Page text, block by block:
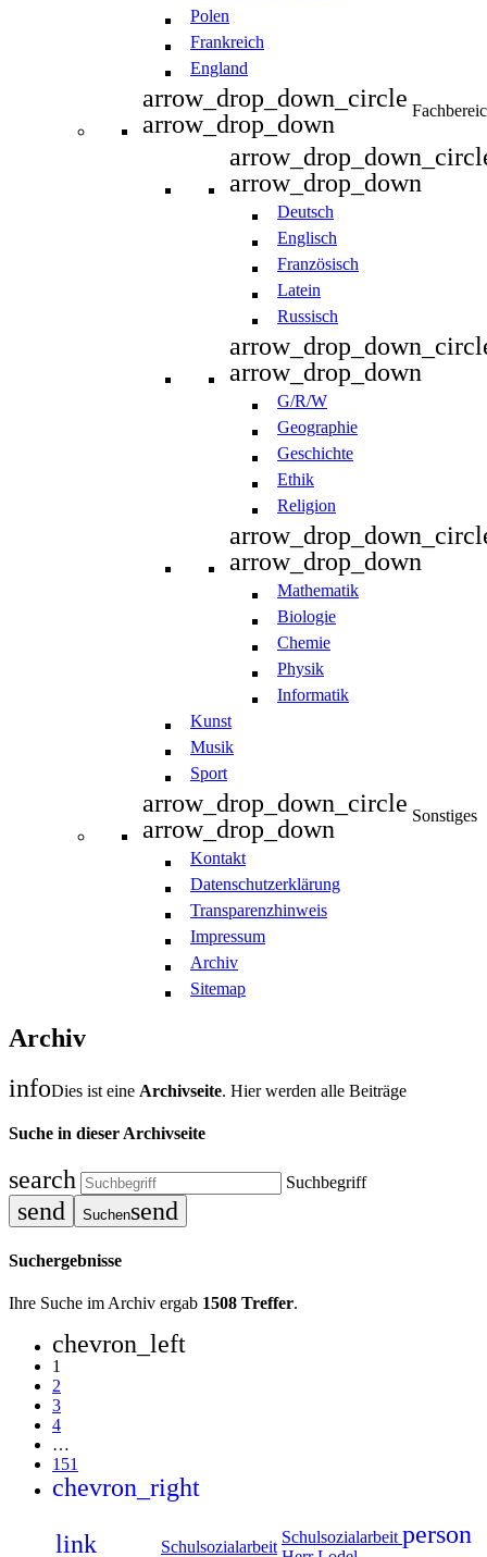
Polen
Frankreich
England
arrow_drop_down_circle
arrow_drop_down
arrow_drop_down
Deutsch
Englisch
Französisch
Latein
Russisch
arrow_drop_down
G/R/W
Geographie
Geschichte
Ethik
Religion
arrow_drop_down
Mathematik
Biologie
Chemie
Physik
Informatik
Kunst
Musik
Sport
arrow_drop_down_circle
arrow_drop_down
Sonstiges
Kontakt
Datenschutzerklärung
Transparenzhinweis
Impressum
Archiv
Sitemap
Archiv
infoDies ist eine Archivseite. Hier werden alle Beiträge
Suche in dieser Archivseite
search Suchbegriff
send Suchensend
Suchergebnisse
Ihre Suche im Archiv ergab 1508 Treffer.
chevron_left
1
2
3
4
…
151
chevron_right
link
Schulsozialarbeit
Schulsozialarbeit person